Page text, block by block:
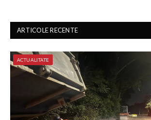
ARTICOLE RECENTE
ACTUALITATE